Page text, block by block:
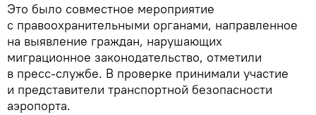
Это было совместное мероприятие
с правоохранительными органами, направленное
на выявление граждан, нарушающих
миграционное законодательство, отметили
в пресс-службе. В проверке принимали участие
и представители транспортной безопасности
аэропорта.